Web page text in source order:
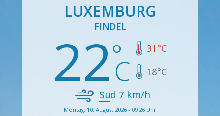
LUXEMBURG
FINDEL
22 31°C
18°C
Süd 7 km/h
Montag, 10. August 2026 - 09:26 Uhr